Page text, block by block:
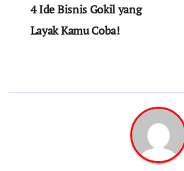
4 Ide Bisnis Gokil yang
Layak Kamu Coba!